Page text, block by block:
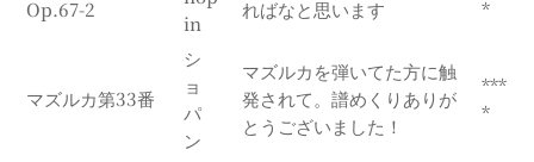
Op.67-2
in
ればなと思います *
マズルカ第33番
シ
ョ
パ
ン
マズルカを弾いてた方に触
発されて。譜めくりありが
とうございました！
***
*